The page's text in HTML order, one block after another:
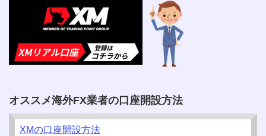
オススメ海外FX業者の口座開設方法
XMの口座開設方法